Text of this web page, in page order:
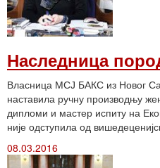
Наследница
Власница МСЈ БАКС из Новог
наставила ручну производњу
дипломи и мастер испиту на
није одступила од
08.03.2016